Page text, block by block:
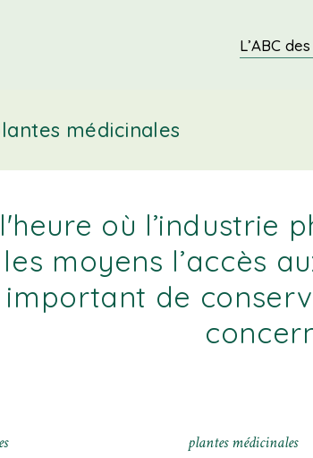
L’ABC
médicinales
où l’industrie
les moyens l’accès
important de
plantes médicinales